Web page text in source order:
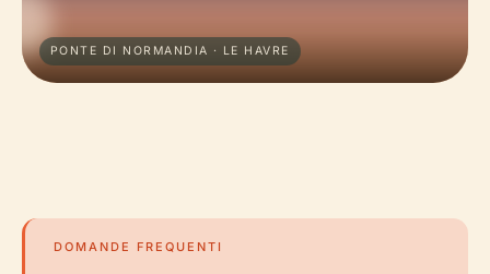
PONTE DI NORMANDIA · LE HAVRE
DOMANDE FREQUENTI